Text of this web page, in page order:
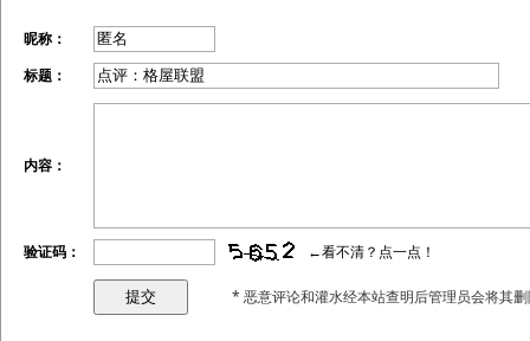
昵称：
标题：
内容：
验证码： ←看不清？点一点！
* 恶意评论和灌水经本站查明后管理员会将其